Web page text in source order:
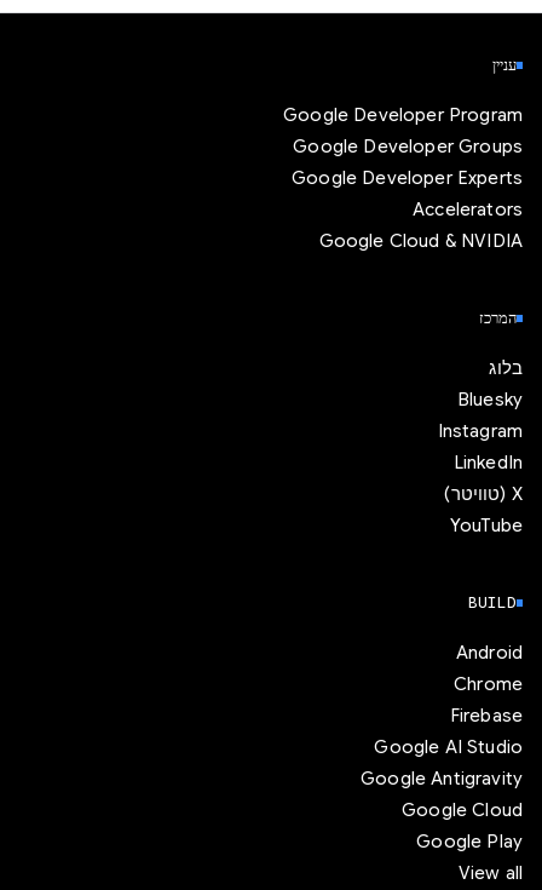
עניין
Google Developer Program
Google Developer Groups
Google Developer Experts
Accelerators
Google Cloud & NVIDIA
המרכז
בלוג
Bluesky
Instagram
LinkedIn
‫X (טוויטר)
YouTube
BUILD
Android
Chrome
Firebase
Google AI Studio
Google Antigravity
Google Cloud
Google Play
View all